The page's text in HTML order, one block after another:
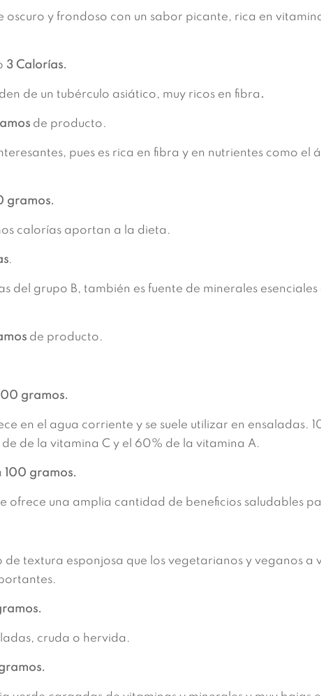
oscuro y frondoso con un sabor picante, rica en
3 Calorías.
de un tubérculo asiático, muy ricos en fibra.
de producto.
pues es rica en fibra y en nutrientes como el
gramos.
calorías aportan a la dieta.
.
del grupo B, también es fuente de minerales
de producto.
gramos.
en el agua corriente y se suele utilizar en
de la vitamina C y el 60% de la vitamina A.
100 gramos.
ofrece una amplia cantidad de beneficios saludables
textura esponjosa que los vegetarianos y veganos a
cruda o hervida.